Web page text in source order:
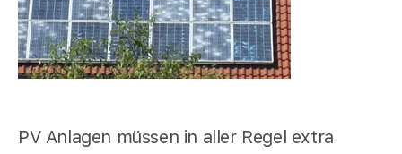
PV Anlagen müssen in aller Regel extra